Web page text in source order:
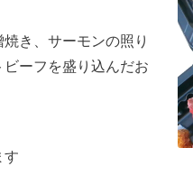
き、サーモンの照り
ーフを盛り込んだお
す